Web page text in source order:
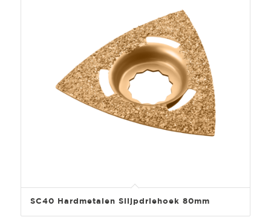
SC40 Hardmetalen Slijpdriehoek 80mm